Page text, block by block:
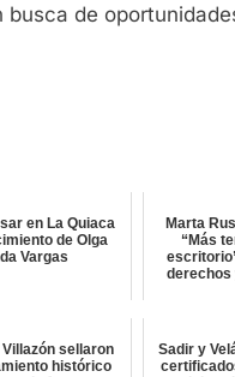
de
en La Quiaca
de Olga
Vargas
Marta
“Más
derechos
Villazón sellaron
histórico
Sadir y